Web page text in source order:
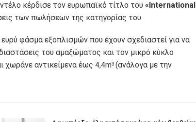
κέρδισε τον ευρωπαϊκό τίτλο του «International
των πωλήσεων της κατηγορίας του.
φάσμα εξοπλισμών που έχουν σχεδιαστεί για να
του αμαξώματος και τον μικρό κύκλο
χωράνε αντικείμενα έως 4,4m3 (ανάλογα με την